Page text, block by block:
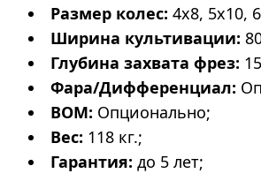
Размер колес: 4х8, 5х10,
Ширина культивации:
Глубина захвата фрез:
Фара/Дифференциал:
ВОМ: Опционально;
Вес: 118 кг.;
Гарантия: до 5 лет;